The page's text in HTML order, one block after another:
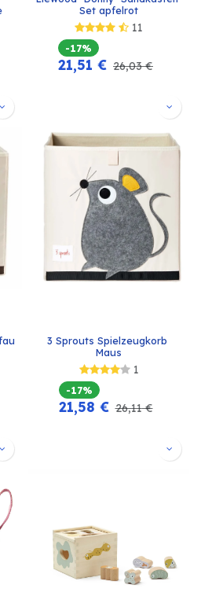
Set apfelrot
11
-17%
21,51 € 26,03€
3 Sprouts Spielzeugkorb
Maus
1
-17%
21,58 € 26,11€